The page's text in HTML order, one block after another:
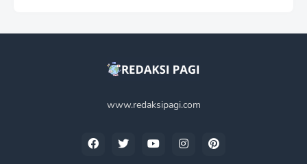
www.redaksipagi.com